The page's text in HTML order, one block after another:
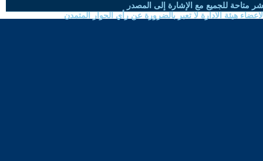
متاحة للجميع مع الإشارة إلى المصدر
هيئة الادارة لا تعبر بالضرورة عن رأي الحوار المتمدن